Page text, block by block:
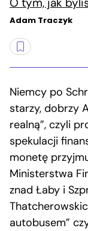
Adam Traczyk
Niemcy po
starzy, dobrzy
realną”, czyli
spekulacji
monetę
Ministerstwa
znad Łaby i
autobusem”